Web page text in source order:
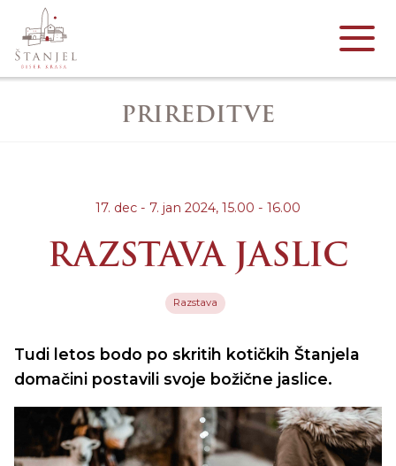
PRIREDITVE
17. dec - 7. jan 2024, 15.00 - 16.00
RAZSTAVA JASLIC
Razstava
Tudi letos bodo po skritih kotičkih Štanjela
domačini postavili svoje božične jaslice.